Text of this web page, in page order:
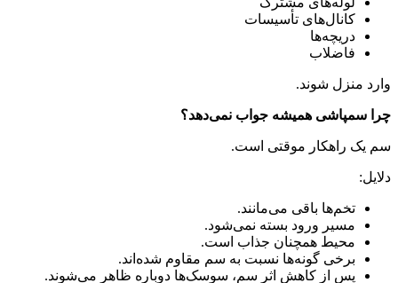
کانال‌های تأسیسات
دریچه‌ها
فاضلاب
وارد منزل شوند.
چرا سمپاشی همیشه جواب نمی‌دهد؟
سم یک راهکار موقتی است.
دلایل:
تخم‌ها باقی می‌مانند.
مسیر ورود بسته نمی‌شود.
محیط همچنان جذاب است.
برخی گونه‌ها نسبت به سم مقاوم شده‌اند.
پس از کاهش اثر سم، سوسک‌ها دوباره ظاهر می‌شوند.